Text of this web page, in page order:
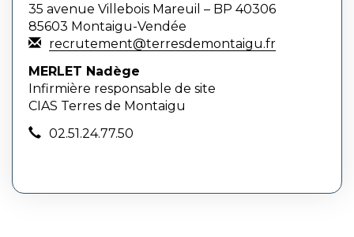
35 avenue Villebois Mareuil – BP 40306
85603 Montaigu-Vendée
recrutement@terresdemontaigu.fr
MERLET Nadège
Infirmière responsable de site
CIAS Terres de Montaigu
02.51.24.77.50